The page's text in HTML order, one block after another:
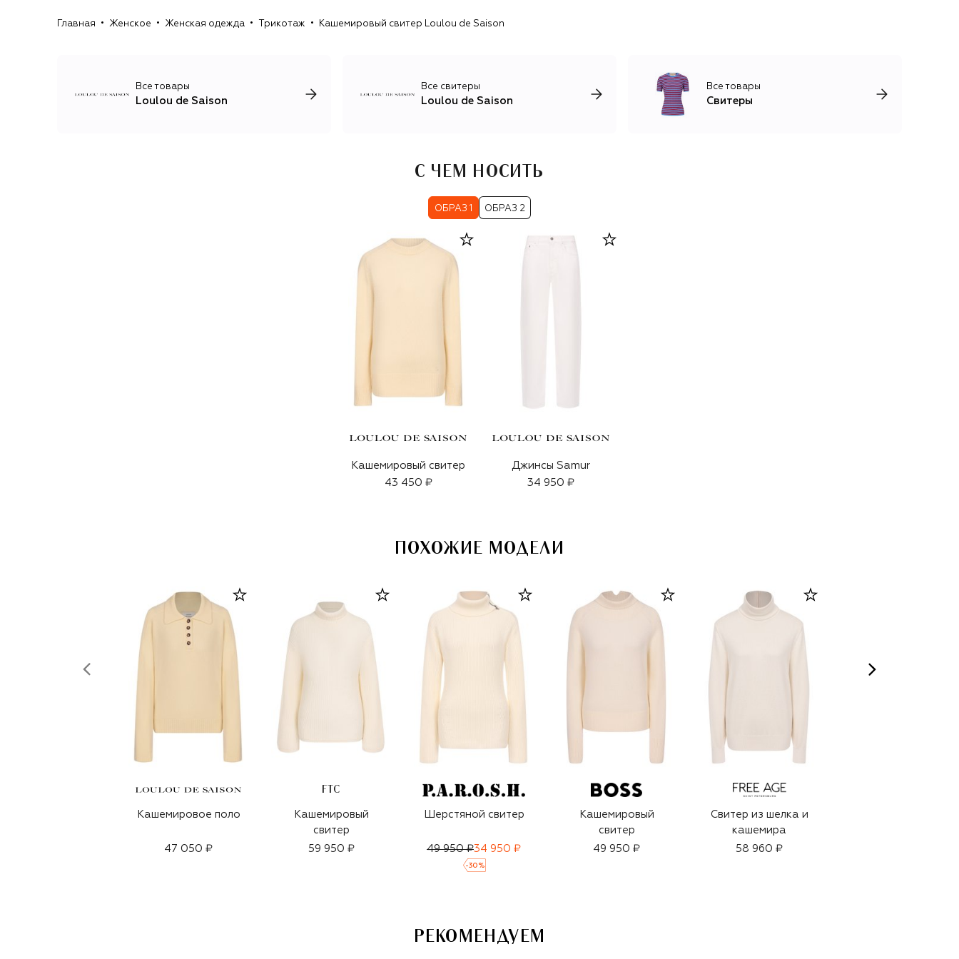
Главная Женское Женская одежда Трикотаж Кашемировый свитер Loulou de Saison
Все товары
Loulou de Saison
Все свитеры
Loulou de Saison
Все товары
Свитеры
С ЧЕМ НОСИТЬ
ОБРАЗ 1 ОБРАЗ 2
Кашемировый свитер
43 450 ₽
Джинсы Samur
34 950 ₽
ПОХОЖИЕ МОДЕЛИ
Кашемировое поло
47 050 ₽
FTC
Кашемировый
свитер
59 950 ₽
Шерстяной свитер
49 950 ₽34 950 ₽
-30 %
Кашемировый
свитер
49 950 ₽
Свитер из шелка и
кашемира
58 960 ₽
РЕКОМЕНДУЕМ